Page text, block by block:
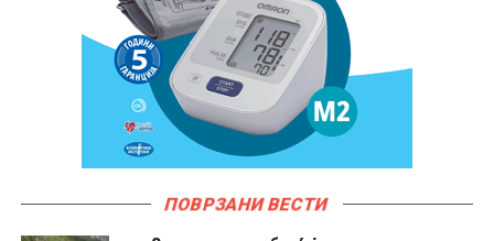
ПОВРЗАНИ ВЕСТИ